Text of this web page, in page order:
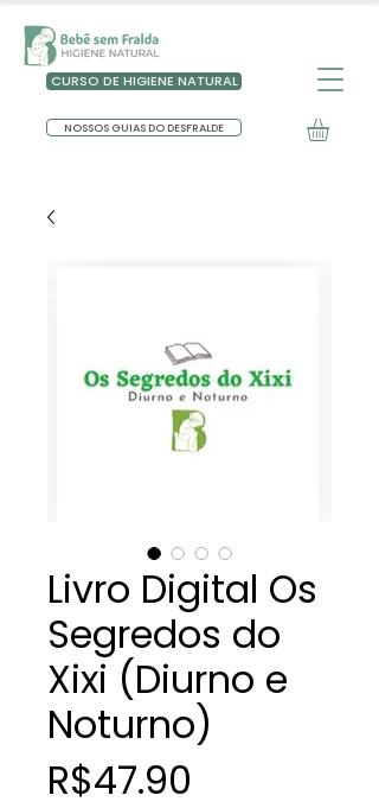
CURSO DE HIGIENE NATURAL
NOSSOS GUIAS DO DESFRALDE
Livro Digital Os
Segredos do
Xixi (Diurno e
Noturno)
R$47.90